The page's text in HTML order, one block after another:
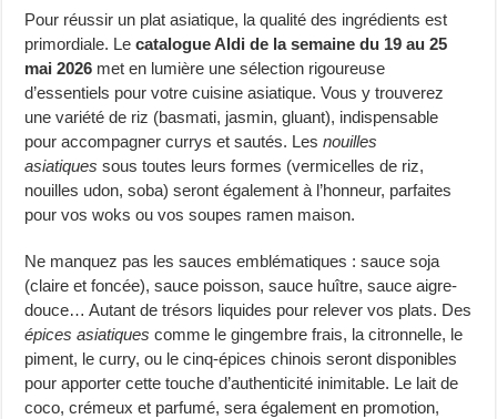
Pour réussir un plat asiatique, la qualité des ingrédients est
primordiale. Lecatalogue Aldi de la semaine du 19 au 25
mai 2026 met en lumière une sélection rigoureuse
d’essentiels pour votre cuisine asiatique. Vous y trouverez
une variété de riz (basmati, jasmin, gluant), indispensable
pour accompagner currys et sautés. Lesnouilles
asiatiques sous toutes leurs formes (vermicelles de riz,
nouilles udon, soba) seront également à l’honneur, parfaites
pour vos woks ou vos soupes ramen maison.
Ne manquez pas les sauces emblématiques : sauce soja
(claire et foncée), sauce poisson, sauce huître, sauce aigre-
douce… Autant de trésors liquides pour relever vos plats. Des
épices asiatiques comme le gingembre frais, la citronnelle, le
piment, le curry, ou le cinq-épices chinois seront disponibles
pour apporter cette touche d’authenticité inimitable. Le lait de
coco, crémeux et parfumé, sera également en promotion,